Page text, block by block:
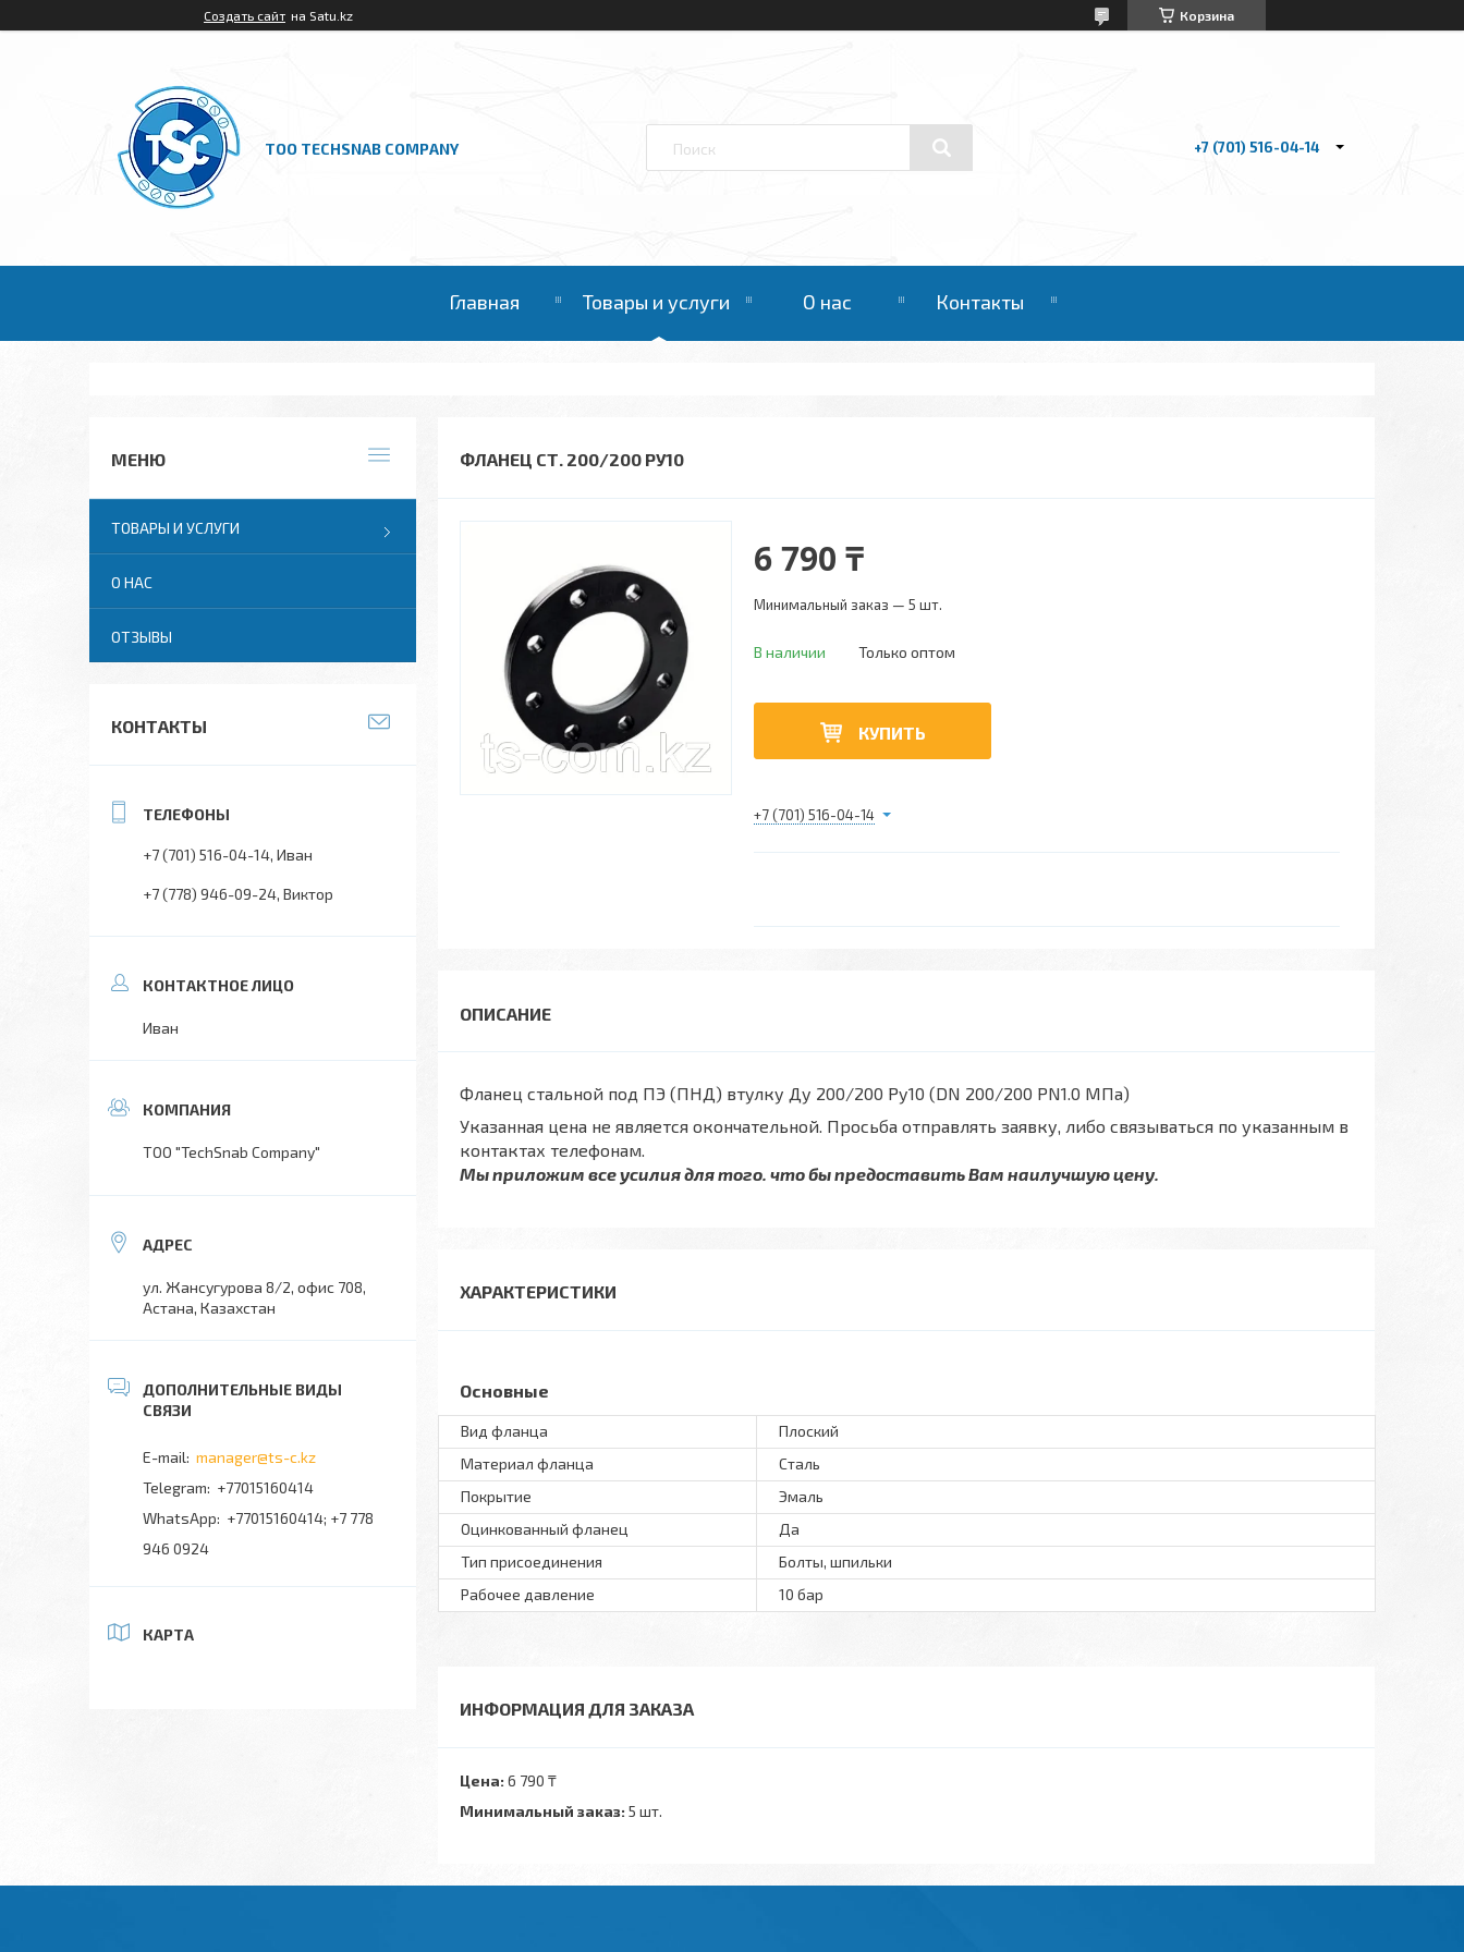
Создать сайт на Satu.kz Корзина
ТОО TECHSNAB COMPANY +7 (701) 516-04-14
Главная Товары и услуги О нас Контакты
ФЛАНЕЦ СТ. 200/200 РУ10
6 790 ₸
Минимальный заказ — 5 шт.
В наличии Только оптом
КУПИТЬ
+7 (701) 516-04-14
Фланец стальной под ПЭ (ПНД) втулку Ду 200/200 Ру10 (DN 200/200 PN1.0 МПа)
Указанная цена не является окончательной. Просьба отправлять заявку, либо связываться по указанным в
контактах телефонам.
Мы приложим все усилия для того. что бы предоставить Вам наилучшую цену.
ХАРАКТЕРИСТИКИ
Основные
Вид фланца
Плоский
Материал фланца
Сталь
Покрытие
Эмаль
Оцинкованный фланец
Да
Тип присоединения
Болты, шпильки
Рабочее давление
10 бар
ИНФОРМАЦИЯ ДЛЯ ЗАКАЗА
Цена: 6 790 ₸
Минимальный заказ: 5 шт.
ТОВАРЫ И УСЛУГИ
О НАС
ОТЗЫВЫ
КОНТАКТЫ
+7 (701) 516-04-14 Иван
+7 (778) 946-09-24 Виктор
Иван
TOO "TechSnab Company"
ул. Жансугурова 8/2, офис 708,
Астана, Казахстан
manager@ts-c.kz
+77015160414
+77015160414; +7 778
946 0924
КАРТА